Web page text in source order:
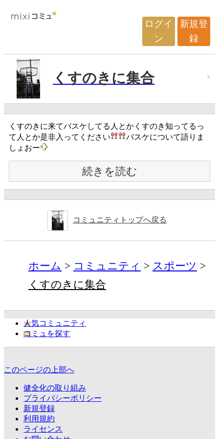
ログイ
ン
新規登
録
くすのきに集合
くすのきに来てバスケしてる人とかくすのき知ってるっ
て人とか是非入ってください
バスケについて語りま
しょおー
続きを読む
コミュニティトップへ戻る
ホーム コミュニティ
スポーツ
くすのきに集合
人気コミュニティ
コミュを探す
このページの上部へ
健全化の取り組み
プライバシーポリシー
新規登録
利用規約
ライセンス